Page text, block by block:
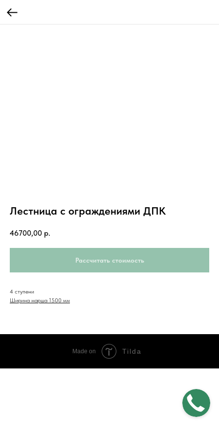
Лестница с ограждениями ДПК
46700,00 р.
Рассчитать стоимость
4 ступени
Ширина марша 1500 мм
Made on Tilda